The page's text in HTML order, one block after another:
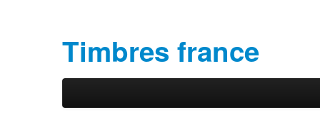
Timbres france
Menu principal